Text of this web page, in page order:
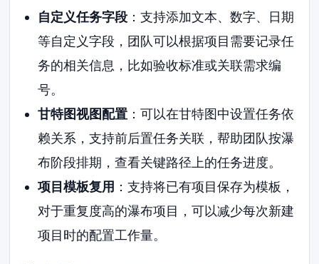
自定义任务字段：支持添加文本、数字、日期
等自定义字段，团队可以根据项目需要记录任
务的相关信息，比如验收标准或关联需求编
号。
甘特图视图配置：可以在甘特图中设置任务依
赖关系，支持前后置任务关联，帮助团队按瀑
布阶段排期，查看关键路径上的任务进度。
项目模板复用 ：支持将已有项目保存为模板，
对于重复度高的瀑布项目，可以减少每次新建
项目时的配置工作量。